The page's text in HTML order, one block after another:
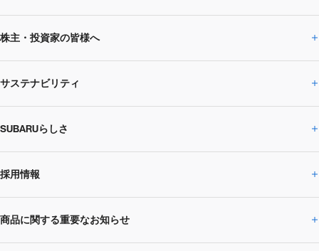
SUBARUのありたい姿
SUBARU 2025方針
事業所・関係会社
ニュースルームトップ
ニュースリリース
閉じる
株主・投資家の皆様へ
株主・投資家の皆様へトップ
企業・経営
IRライブラリー
株主・投資家サポート
サステナビリティ
サステナビリティトップ
CEOサステナビリティ
環境
SUBARUらしさ
SUBARUらしさトップ
SUBARUびと
採用情報
採用情報トップ
商品に関する重要なお知らせ